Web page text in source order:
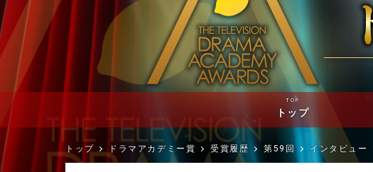
TOP
トップ
トップ ドラマアカデミー賞 受賞履歴 第59回 インタビュー